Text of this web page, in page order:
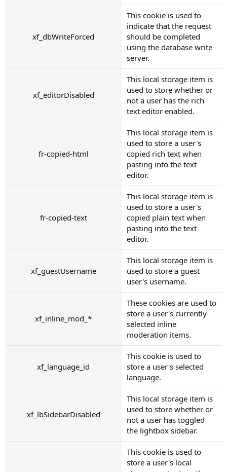
xf_dbWriteForced
This cookie is used to
indicate that the request
should be completed
using the database write
server.
xf_editorDisabled
This local storage item is
used to store whether or
not a user has the rich
text editor enabled.
fr-copied-html
This local storage item is
used to store a user's
copied rich text when
pasting into the text
editor.
fr-copied-text
This local storage item is
used to store a user's
copied plain text when
pasting into the text
editor.
xf_guestUsername
This local storage item is
used to store a guest
user's username.
xf_inline_mod_*
These cookies are used to
store a user's currently
selected inline
moderation items.
xf_language_id
This cookie is used to
store a user's selected
language.
xf_lbSidebarDisabled
This local storage item is
used to store whether or
not a user has toggled
the lightbox sidebar.
This cookie is used to
store a user's local